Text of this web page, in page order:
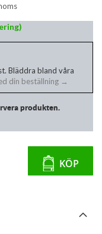
Bläddra bland våra
din beställning →
produkten.
KÖP